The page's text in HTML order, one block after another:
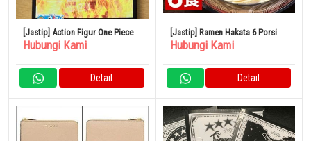
[Jastip] Action Figur One Piece –
Portgas D Ace
Hubungi Kami
Detail
[Jastip] Ramen Hakata 6 Porsi
Ramen Tonkotsu Fukuoka
Hubungi Kami
Detail